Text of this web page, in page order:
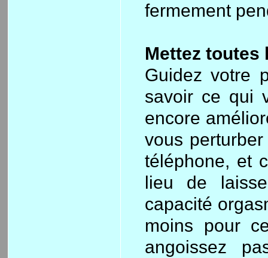
fermement
Mettez toutes
Guidez votre
savoir ce qui
encore
vous
téléphone, et
lieu de
capacité
moins pour
angoissez